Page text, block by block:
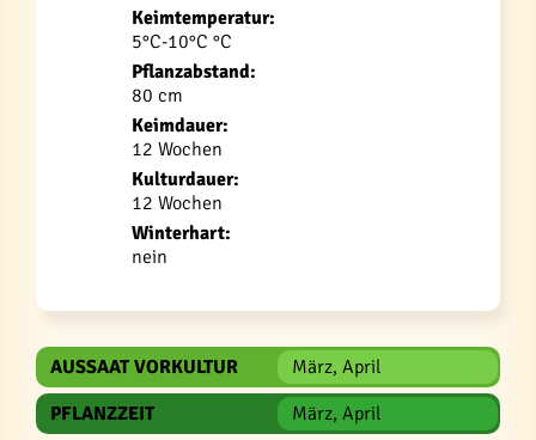
Keimtemperatur:
5°C-10°C °C
Pflanzabstand:
80 cm
Keimdauer:
12 Wochen
Kulturdauer:
12 Wochen
Winterhart:
nein
AUSSAAT VORKULTUR
März, April
PFLANZZEIT
März, April